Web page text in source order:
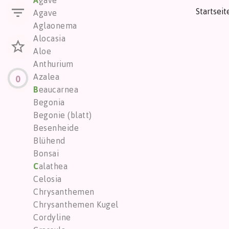
0
Agave
Aglaonema
Alocasia
Aloe
Anthurium
Azalea
Beaucarnea
Begonia
Begonie (blatt)
Besenheide
Blühend
Bonsai
Calathea
Celosia
Chrysanthemen
Chrysanthemen Kugel
Cordyline